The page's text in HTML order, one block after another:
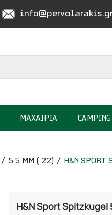
ΜΑΧΑΙΡΙΑ CAMPING
5.5 MM (.22) H&N SPORT
H&N Sport Spitzkugel